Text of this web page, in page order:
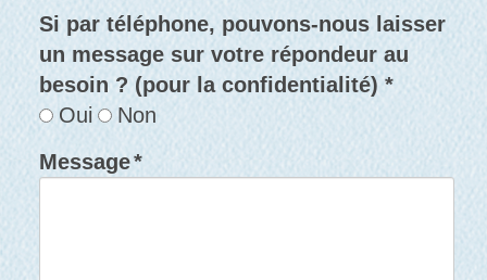
Si par téléphone, pouvons-nous laisser
un message sur votre répondeur au
besoin ? (pour la confidentialité) *
Oui
Non
Message*